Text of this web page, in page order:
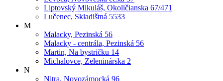
Liptovský Mikuláš, Okoličianska 67/471
Lučenec, Skladištná 5533
M
Malacky, Pezinská 56
Malacky - centrála, Pezinská 56
Martin, Na bystričku 14
Michalovce, Zeleninárska 2
N
Nitra, Novozámocká 96